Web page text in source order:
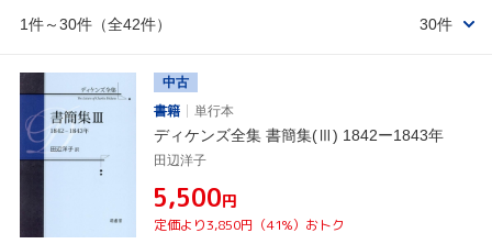
1件～30件（全42件） 30件
中古
書籍
単行本
ディケンズ全集 書簡集(Ⅲ) 1842ー1843年
田辺洋子
¥5,500円
定価より3,850円（41%）おトク